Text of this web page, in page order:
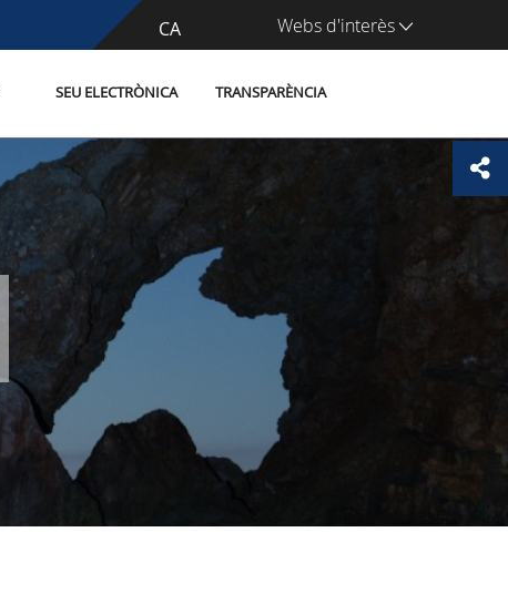
CA
ES Webs d'interès
SEU ELECTRÒNICA TRANSPARÈNCIA